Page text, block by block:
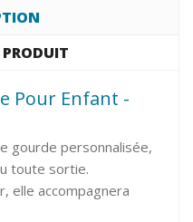
Pour Enfant -
gourde personnalisée,
toute sortie.
elle accompagnera